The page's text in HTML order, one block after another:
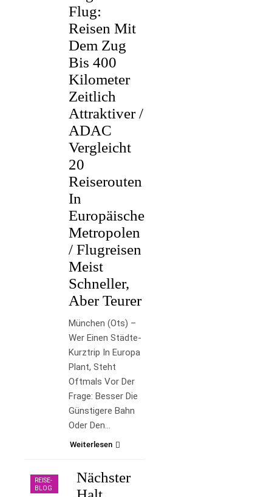
Flug:
Reisen Mit
Dem Zug
Bis 400
Kilometer
Zeitlich
Attraktiver /
ADAC
Vergleicht
20
Reiserouten
In
Europäische
Metropolen
/ Flugreisen
Meist
Schneller,
Aber Teurer
München (ots) –
Wer Einen Städte-
Kurztrip In Europa
Plant, Steht
Oftmals Vor Der
Frage: Besser Die
Günstigere Bahn
Oder Den…
Weiterlesen
REISE-
BLOG
Nächster